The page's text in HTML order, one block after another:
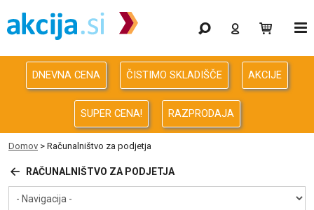
Gaming
Odprodaja
Računalništvo
Računalništvo za podjetja
Avdio Video Foto
Energija
DNEVNA CENA ČISTIMO SKLADIŠČE AKCIJE
SUPER CENA! RAZPRODAJA
Domov > Računalništvo za podjetja
RAČUNALNIŠTVO ZA PODJETJA